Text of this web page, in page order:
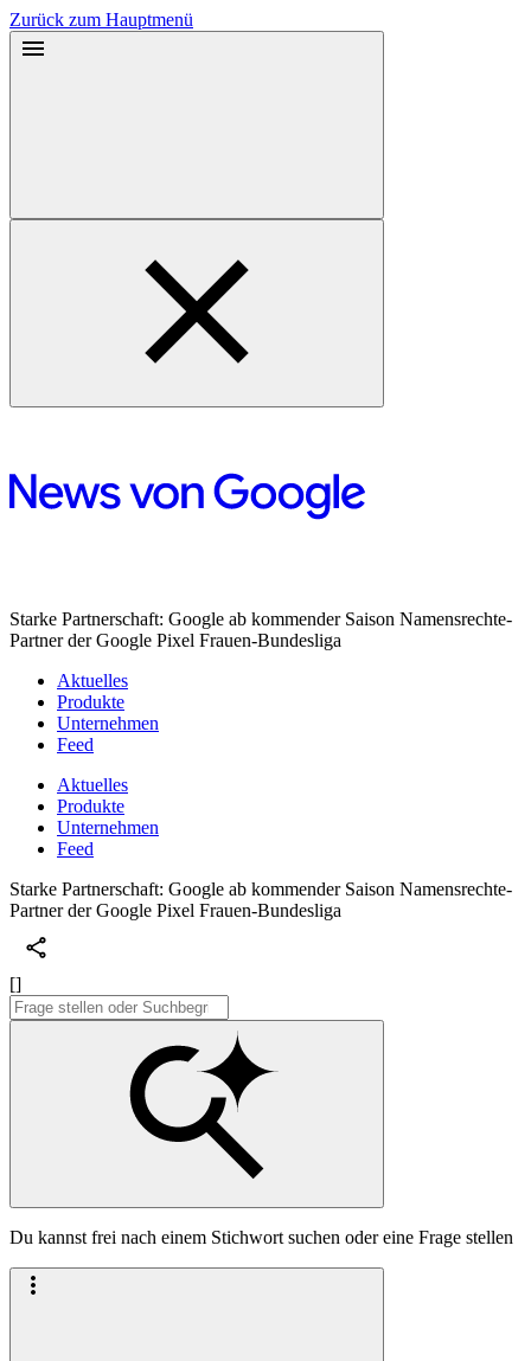
Zurück zum Hauptmenü
Starke Partnerschaft: Google ab kommender Saison Namensrechte-
Partner der Google Pixel Frauen-Bundesliga
Aktuelles
Produkte
Unternehmen
Feed
Aktuelles
Produkte
Unternehmen
Feed
Starke Partnerschaft: Google ab kommender Saison Namensrechte-
Partner der Google Pixel Frauen-Bundesliga
[]
Du kannst frei nach einem Stichwort suchen oder eine Frage stellen